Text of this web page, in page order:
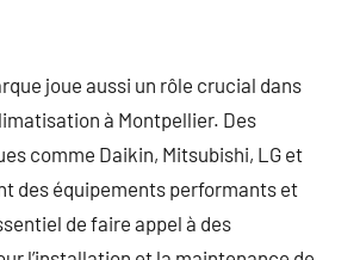
joue aussi un rôle crucial dans
à Montpellier. Des
comme Daikin, Mitsubishi, LG et
des équipements performants et
de faire appel à des